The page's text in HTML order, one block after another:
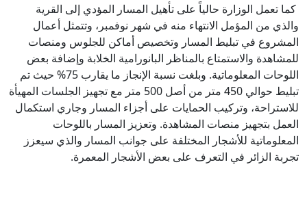
كما تعمل الوزارة حالياً على تأهيل المسار المؤدي إلى القرية
والذي من المؤمل الانتهاء منه في شهر نوفمبر، وتتمثل أعمال
المشروع في تبليط المسار وتخصيص أماكن للجلوس ومنصات
للمشاهدة والاستمتاع بالمناظر البانورامية الخلابة وإضافة بعض
اللوحات المعلوماتية. وبلغت نسبة الإنجاز ما يقارب 75% حيث تم
تبليط حوالي 450 متر من أصل 500 متر مع تجهيز الجلسات المهيأة
للاستراحة، وتركيب الحمايات على أجزاء المسار وجاري استكمال
العمل بتجهيز منصات المشاهدة. وتعزيز المسار باللوحات
المعلوماتية للأشجار المختلفة على جوانب المسار والذي سيعزز
تجربة الزائر في التعرف على بعض الأشجار المعمرة.